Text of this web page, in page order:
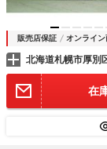
販売店保証 オンライン
北海道札幌市厚別
在